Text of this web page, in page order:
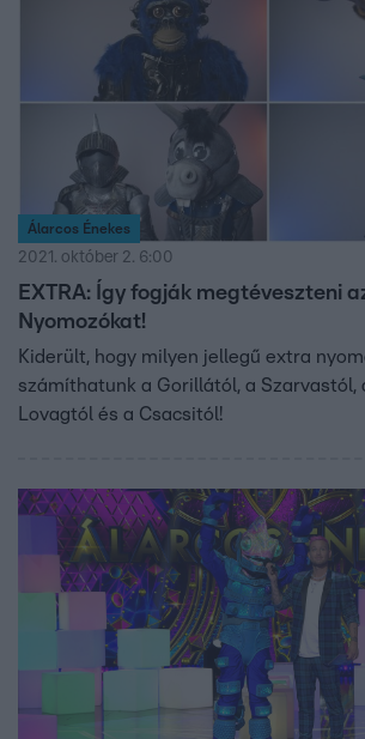
Álarcos Énekes
2021. október 2. 6:00
EXTRA: Így fogják megtéveszteni
Nyomozókat!
Kiderült, hogy milyen jellegű extra
számíthatunk a Gorillától, a Szarvastól,
Lovagtól és a Csacsitól!